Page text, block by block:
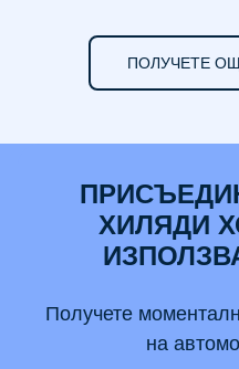
ПОЛУЧЕТЕ
ХИЛЯДИ
Получете
на